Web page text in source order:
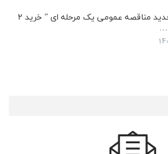
آگهی تجدید مناقصه عمومی یک مرحله ای ” خرید ۲